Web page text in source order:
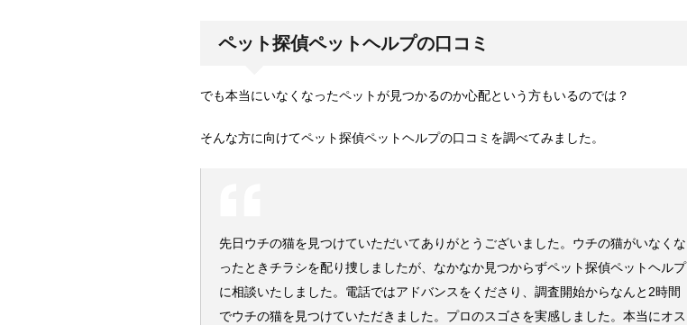
ペット探偵ペットヘルプの口コミ
でも本当にいなくなったペットが見つかるのか心配という方もいるのでは？
そんな方に向けてペット探偵ペットヘルプの口コミを調べてみました。
先日ウチの猫を見つけていただいてありがとうございました。ウチの猫がいなくな
ったときチラシを配り捜しましたが、なかなか見つからずペット探偵ペットヘルプ
に相談いたしました。電話ではアドバンスをくださり、調査開始からなんと2時間
でウチの猫を見つけていただきました。プロのスゴさを実感しました。本当にオス